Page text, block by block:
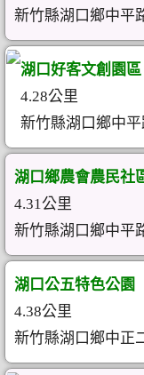
新竹縣湖口鄉中平
湖口好客文創園區
4.28公里
新竹縣湖口鄉中
湖口鄉農會農民社
4.31公里
新竹縣湖口鄉中平
湖口公五特色公園
4.38公里
新竹縣湖口鄉中正